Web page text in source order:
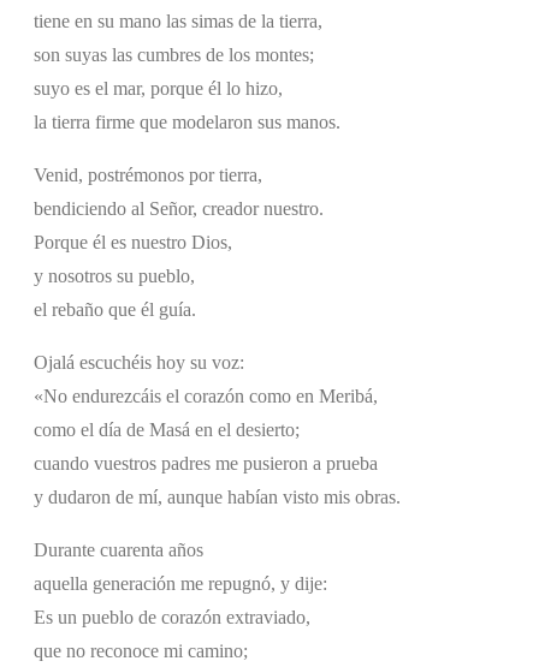
tiene en su mano las simas de la tierra,
son suyas las cumbres de los montes;
suyo es el mar, porque él lo hizo,
la tierra firme que modelaron sus manos.
Venid, postrémonos por tierra,
bendiciendo al Señor, creador nuestro.
Porque él es nuestro Dios,
y nosotros su pueblo,
el rebaño que él guía.
Ojalá escuchéis hoy su voz:
«No endurezcáis el corazón como en Meribá,
como el día de Masá en el desierto;
cuando vuestros padres me pusieron a prueba
y dudaron de mí, aunque habían visto mis obras.
Durante cuarenta años
aquella generación me repugnó, y dije:
Es un pueblo de corazón extraviado,
que no reconoce mi camino;